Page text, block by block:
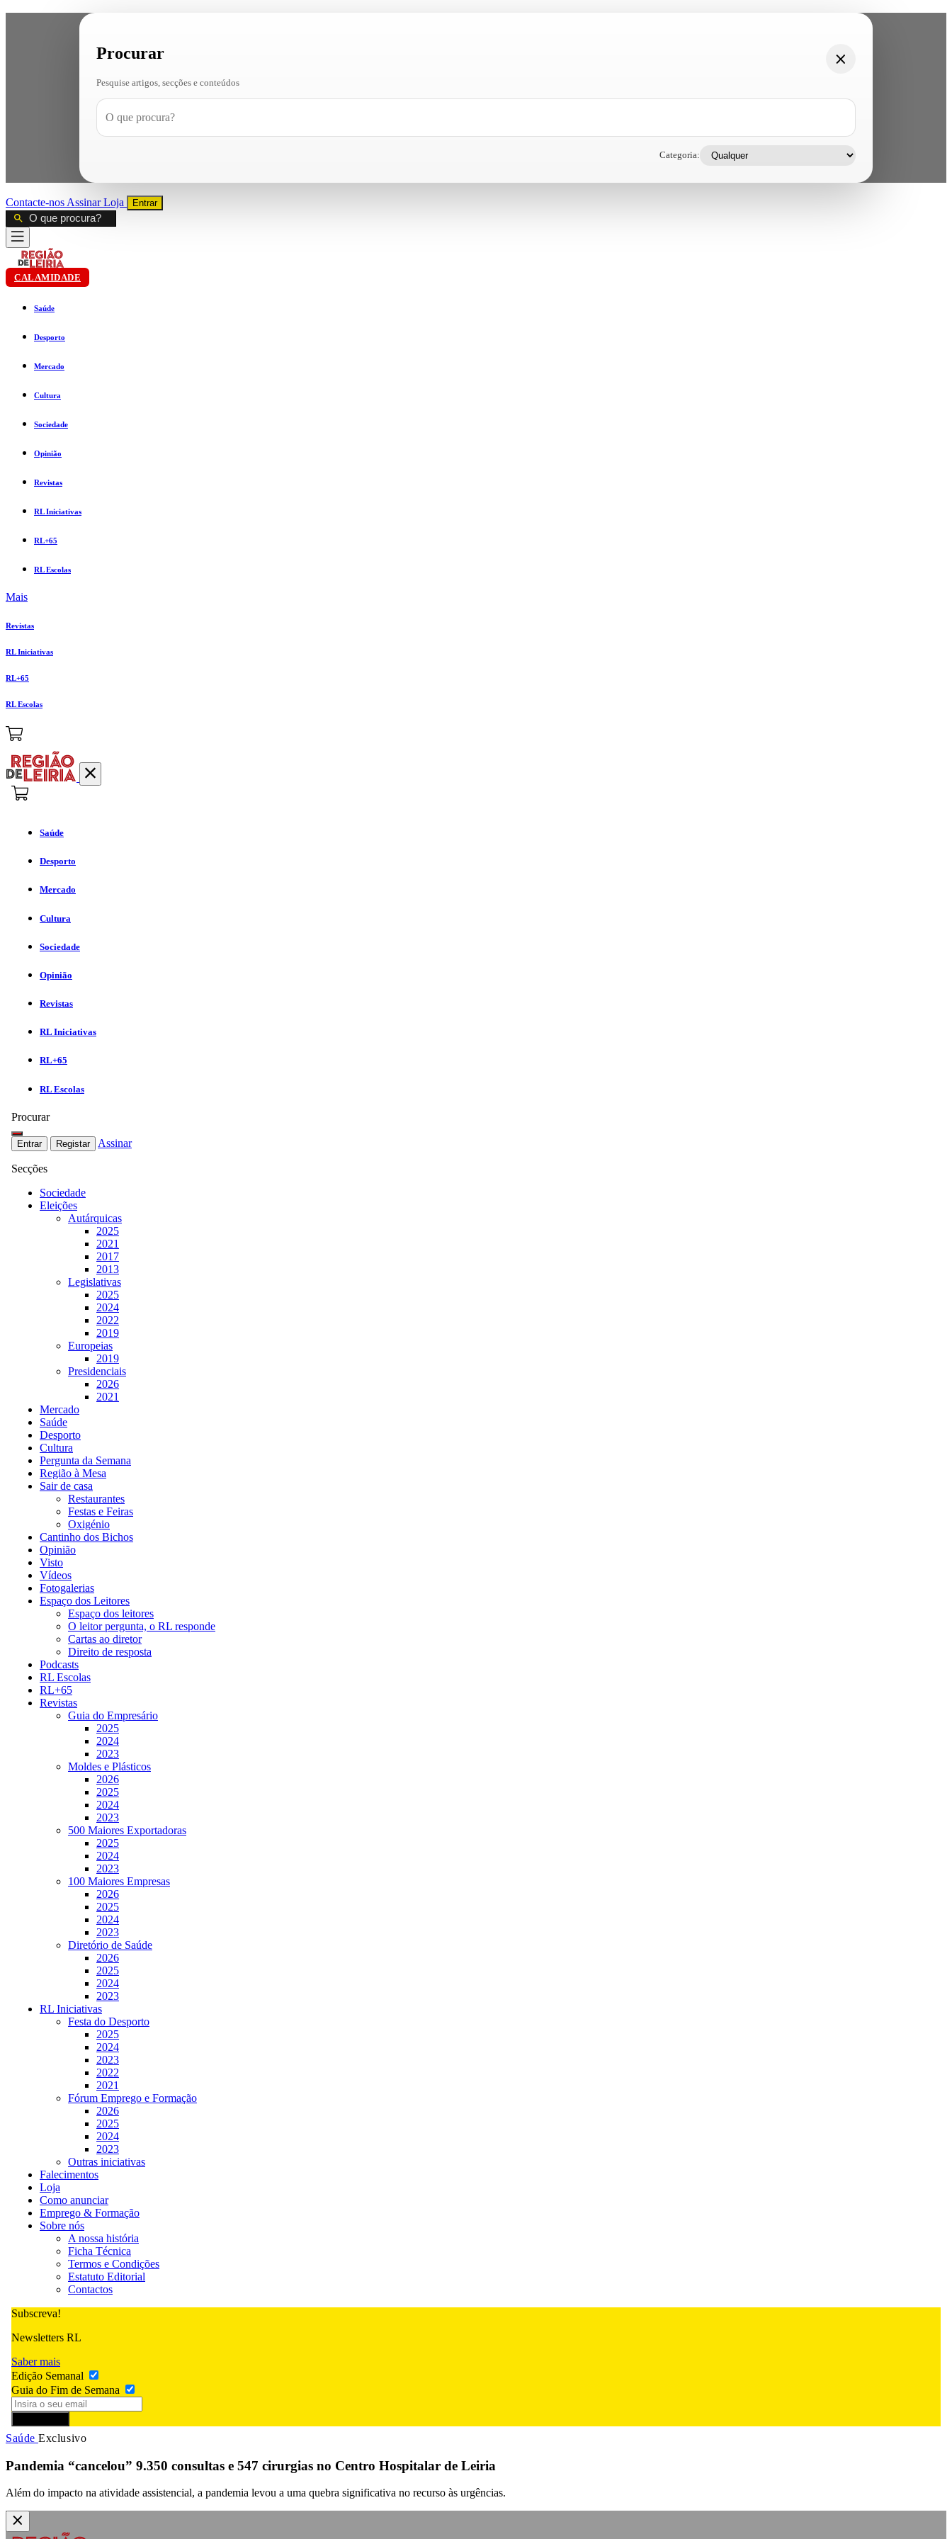
Procurar
Pesquise artigos, secções e conteúdos
Categoria:
Contacte-nos AssinarLoja Entrar
CALAMIDADE
Saúde
Desporto
Mercado
Cultura
Sociedade
Opinião
Revistas
RL Iniciativas
RL+65
RL Escolas
Mais
Revistas
RL Iniciativas
RL+65
RL Escolas
Saúde
Desporto
Mercado
Cultura
Sociedade
Opinião
Revistas
RL Iniciativas
RL+65
RL Escolas
Procurar
Entrar Registar Assinar
Secções
Sociedade
Eleições
Autárquicas
2025
2021
2017
2013
Legislativas
2025
2024
2022
2019
Europeias
2019
Presidenciais
2026
2021
Mercado
Saúde
Desporto
Cultura
Pergunta da Semana
Região à Mesa
Sair de casa
Restaurantes
Festas e Feiras
Oxigénio
Cantinho dos Bichos
Opinião
Visto
Vídeos
Fotogalerias
Espaço dos Leitores
Espaço dos leitores
O leitor pergunta, o RL responde
Cartas ao diretor
Direito de resposta
Podcasts
RL Escolas
RL+65
Revistas
Guia do Empresário
2025
2024
2023
Moldes e Plásticos
2026
2025
2024
2023
500 Maiores Exportadoras
2025
2024
2023
100 Maiores Empresas
2026
2025
2024
2023
Diretório de Saúde
2026
2025
2024
2023
RL Iniciativas
Festa do Desporto
2025
2024
2023
2022
2021
Fórum Emprego e Formação
2026
2025
2024
2023
Outras iniciativas
Falecimentos
Loja
Como anunciar
Emprego & Formação
Sobre nós
A nossa história
Ficha Técnica
Termos e Condições
Estatuto Editorial
Contactos
Subscreva!
Newsletters RL
Saber mais
Edição Semanal
Guia do Fim de Semana
Saúde Exclusivo
Pandemia “cancelou” 9.350 consultas e 547 cirurgias no Centro Hospitalar de Leiria
Além do impacto na atividade assistencial, a pandemia levou a uma quebra significativa no recurso às urgências.